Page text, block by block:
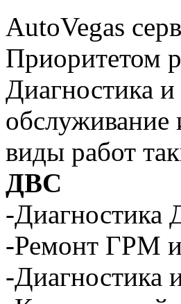
AutoVegas
Приоритетом
Диагностика
виды работ
ДВС
-Диагностика
-Ремонт ГРМ
-Диагностика